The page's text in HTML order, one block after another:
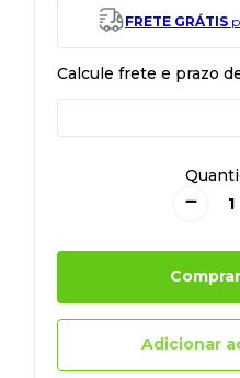
FRETE GRÁTIS
－
Adicionar